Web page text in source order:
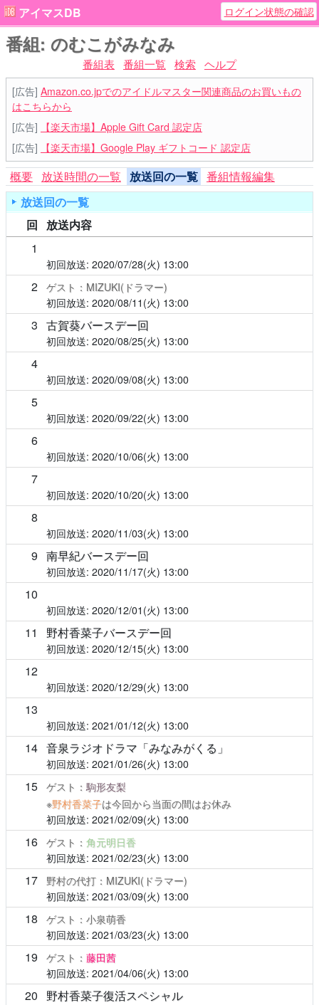
アイマスDB ログイン状態の確認
番組: のむこがみなみ
番組表 番組一覧 検索 ヘルプ
[広告] Amazon.co.jpでのアイドルマスター関連商品のお買いもの
はこちらから
[広告]
【楽天市場】Apple Gift Card 認定店
[広告]
【楽天市場】Google Play ギフトコード 認定店
概要 放送時間の一覧 放送回の一覧 番組情報編集
放送回の一覧
回
放送内容
1
2020/07/28(火) 13:00
2 ゲスト：MIZUKI(ドラマー)
2020/08/11(火) 13:00
3 古賀葵バースデー回
2020/08/25(火) 13:00
4
2020/09/08(火) 13:00
5
2020/09/22(火) 13:00
6
2020/10/06(火) 13:00
7
2020/10/20(火) 13:00
8
2020/11/03(火) 13:00
9 南早紀バースデー回
2020/11/17(火) 13:00
10
2020/12/01(火) 13:00
11 野村香菜子バースデー回
2020/12/15(火) 13:00
12
2020/12/29(火) 13:00
13
2021/01/12(火) 13:00
14 音泉ラジオドラマ「みなみがくる」
2021/01/26(火) 13:00
15 ゲスト：駒形友梨
※野村香菜子は今回から当面の間はお休み
2021/02/09(火) 13:00
16 ゲスト： 角元明日香
2021/02/23(火) 13:00
17
野村の代打：MIZUKI(ドラマー)
2021/03/09(火) 13:00
18
ゲスト：小泉萌香
2021/03/23(火) 13:00
19 ゲスト： 藤田茜
2021/04/06(火) 13:00
20 野村香菜子復活スペシャル